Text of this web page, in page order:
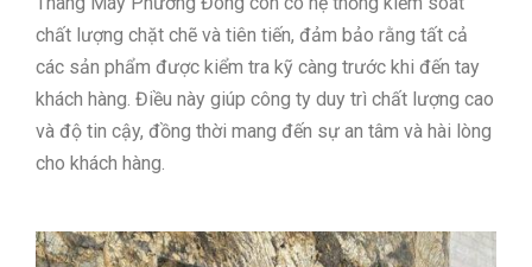
chất lượng chặt chẽ và tiên tiến, đảm bảo rằng tất cả
các sản phẩm được kiểm tra kỹ càng trước khi đến tay
khách hàng. Điều này giúp công ty duy trì chất lượng cao
và độ tin cậy, đồng thời mang đến sự an tâm và hài lòng
cho khách hàng.